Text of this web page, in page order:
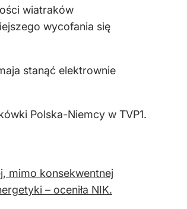
wiatraków
wycofania się
stanąć elektrownie
Polska-Niemcy w TVP1.
mimo konsekwentnej
– oceniła NIK.